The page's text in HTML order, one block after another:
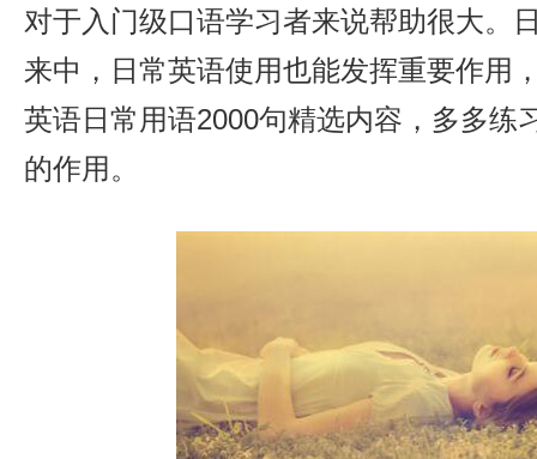
对于入门级口语学习者来说帮助很大。
来中，日常英语使用也能发挥重要作用
英语日常用语2000句精选内容，多多练
的作用。